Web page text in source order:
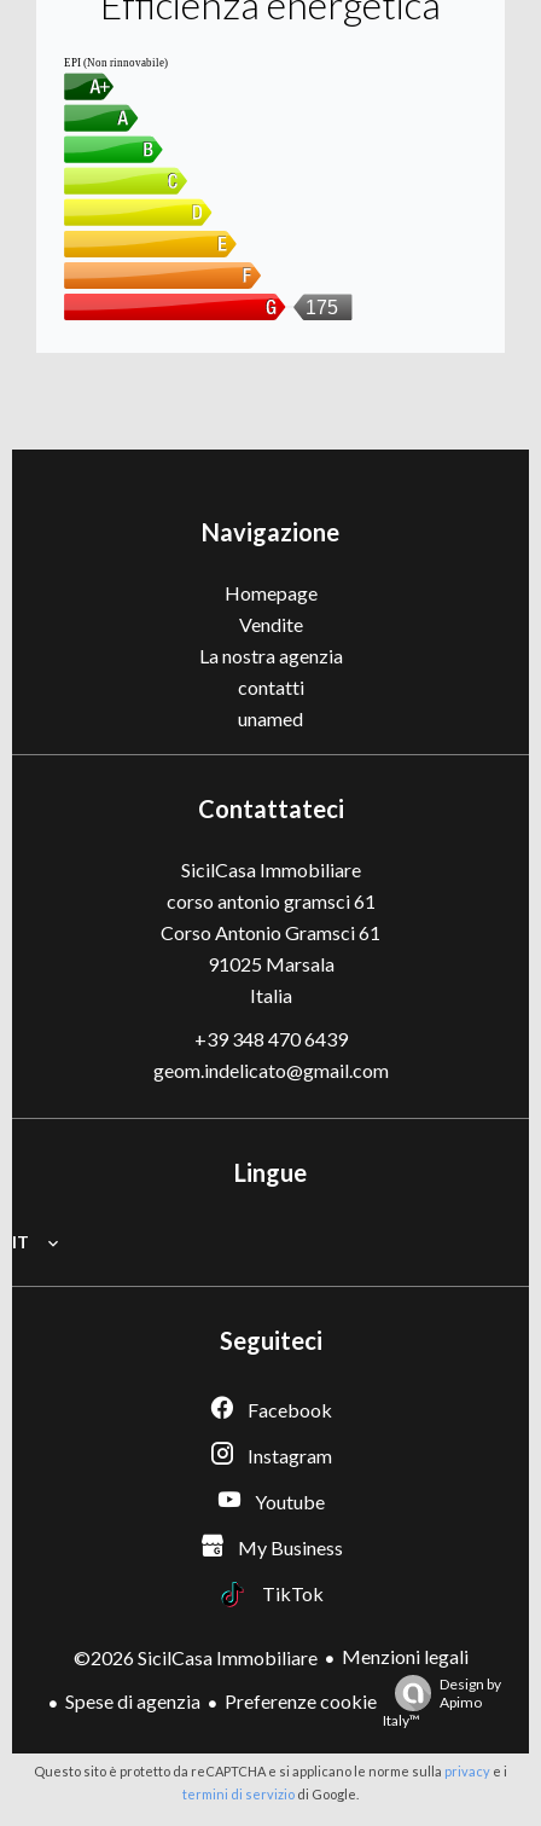
EPI (Non rinnovabile)
175
Navigazione
Homepage
Vendite
La nostra agenzia
contatti
unamed
Contattateci
SicilCasa Immobiliare
corso antonio gramsci 61
Corso Antonio Gramsci 61
91025Marsala
Italia
+39 348 470 6439
geom.indelicato@gmail.com
Lingue
IT
Seguiteci
Facebook
Instagram
Youtube
My Business
TikTok
©2026 SicilCasa Immobiliare
Menzioni legali
Spese di agenzia
Preferenze cookie
Design by
Apimo
Italy™
Questo sito è protetto da reCAPTCHA e si applicano le norme sulla privacy e i
termini di servizio di Google.